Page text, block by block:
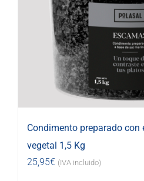
Condimento preparado con
vegetal 1,5 Kg
25,95€ (IVA incluido)